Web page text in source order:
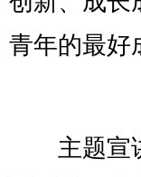
青年的最好
主题宣讲